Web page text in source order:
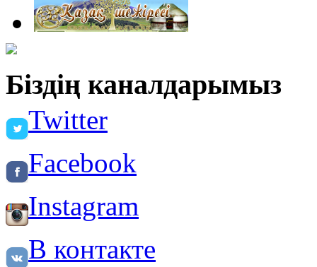
Біздің каналдарымыз
Twitter
Facebook
Instagram
В контакте